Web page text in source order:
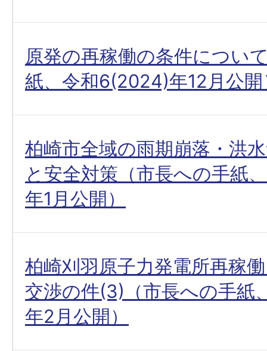
原発の再稼働の条件につい
紙、令和6(2024)年12月公開
柏崎市全域の雨期崩落・洪
と安全対策（市長への手紙
年1月公開）
柏崎刈羽原子力発電所再稼
交渉の件(3)（市長への手紙
年2月公開）